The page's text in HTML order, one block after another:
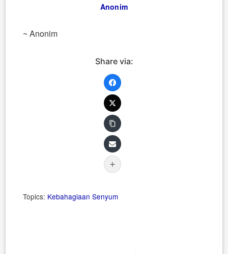
Anonim
~ Anonim
Share via:
Topics: Kebahagiaan Senyum